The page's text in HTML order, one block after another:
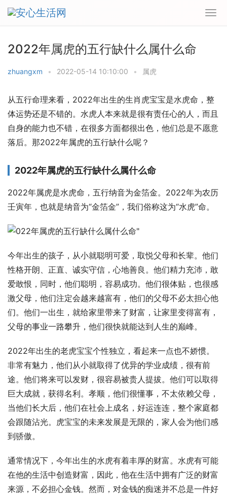
2022年属虎的五行缺什么属什么命
zhuangxm • 2022-05-14 10:10:00 • 属虎
从五行命理来看，2022年出生的生肖虎宝宝是水虎命，整
体运势还是不错的。水虎人本来就是很有责任心的人，而且
自身的能力也不错，在很多方面都很出色，他们总是不愿意
落后。那2022年属虎的五行缺什么呢？
2022年属虎的五行缺什么属什么命
2022年属虎是水虎命，五行纳音为金箔金。2022年为农历
壬寅年，也就是纳音为“金箔金”，我们俗称这为“水虎”命。
今年出生的孩子，从小就聪明可爱，取悦父母和长辈。他们
性格开朗、正直、诚实守信，心地善良。他们精力充沛，敢
爱敢恨，同时，他们聪明，容易成功。他们很体贴，也很感
激父母，他们注定会越来越富有，他们的父母不必太担心他
们。他们一出生，就给家里带来了财富，让家里变得富有，
父母的事业一路攀升，他们很快就能达到人生的巅峰。
2022年出生的老虎宝宝个性独立，看起来一点也不娇惯。
非常有魅力，他们从小就取得了优异的学业成绩，很有前
途。他们将来可以发财，很容易被贵人提拔。他们可以取得
巨大成就，获得名利。孝顺，他们很懂事，不太依赖父母，
当他们长大后，他们在社会上成名，好运连连，整个家庭都
会跟随沾光。虎宝宝的未来发展是无限的，家人会为他们感
到骄傲。
通常情况下，今年出生的水虎有着丰厚的财富。水虎有可能
在他的生活中创造财富，因此，他在生活中拥有广泛的财富
来源，不必担心金钱。然而，对金钱的痴迷并不总是一件好